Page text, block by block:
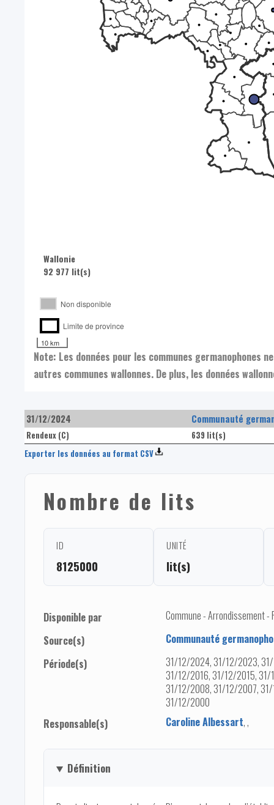
Wallonie
92 977 lit(s)
Non disponible
Limite de province
10 km
Note: Les données pour les communes germanophones
autres communes wallonnes. De plus, les données
31/12/2024 Communauté
Rendeux (C)
639 lit(s)
Exporter les données au format CSV
Nombre de lits
ID
8125000
UNITÉ
lit(s)
Disponible par
Commune - Arrondissement -
Source(s)
Communauté
Période(s)
31/12/2024, 31/12/2023,
31/12/2016, 31/12/2015,
31/12/2008, 31/12/2007,
31/12/2000
Responsable(s)
Caroline Albessart,,
Définition